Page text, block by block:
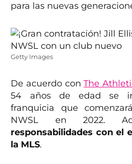
para las nuevas
Getty Images
De acuerdo conThe
54 años de edad se
franquicia que
NWSL en 2022.
responsabilidades con el
la MLS.